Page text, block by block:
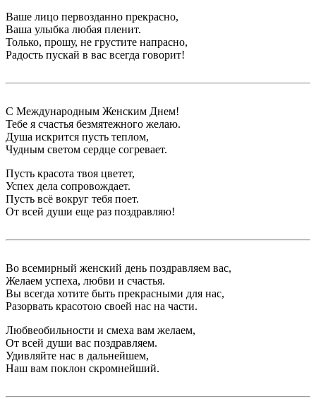
Ваше лицо первозданно прекрасно,
Ваша улыбка любая пленит.
Только, прошу, не грустите напрасно,
Радость пускай в вас всегда говорит!
С Международным Женским Днем!
Тебе я счастья безмятежного желаю.
Душа искрится пусть теплом,
Чудным светом сердце согревает.
Пусть красота твоя цветет,
Успех дела сопровождает.
Пусть всё вокруг тебя поет.
От всей души еще раз поздравляю!
Во всемирный женский день поздравляем вас,
Желаем успеха, любви и счастья.
Вы всегда хотите быть прекрасными для нас,
Разорвать красотою своей нас на части.
Любвеобильности и смеха вам желаем,
От всей души вас поздравляем.
Удивляйте нас в дальнейшем,
Наш вам поклон скромнейший.